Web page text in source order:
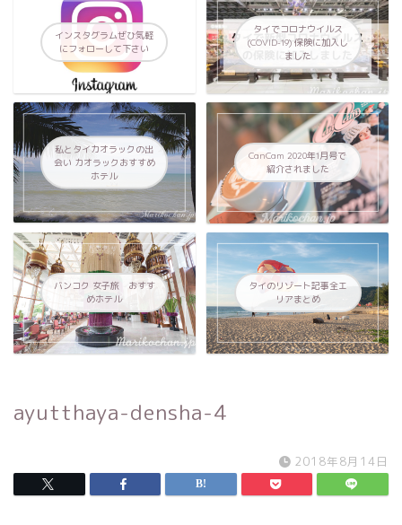
インスタグラムぜひ気軽
にフォローして下さい
タイでコロナウイルス
(COVID-19) 保険に加入し
ました
私とタイカオラックの出
会い カオラックおすすめ
ホテル
CanCam 2020年1月号で
紹介されました
バンコク 女子旅 おすす
めホテル
タイのリゾート記事全エ
リアまとめ
ayutthaya-densha-4
2018年8月14日